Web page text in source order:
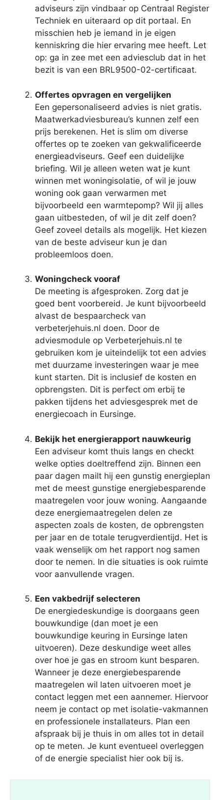
adviseurs zijn vindbaar op Centraal Register
Techniek en uiteraard op dit portaal. En
misschien heb je iemand in je eigen
kenniskring die hier ervaring mee heeft. Let
op: ga in zee met een adviesclub dat in het
bezit is van een BRL9500-02-certificaat.
Offertes opvragen en vergelijken
Een gepersonaliseerd advies is niet gratis.
Maatwerkadviesbureau’s kunnen zelf een
prijs berekenen. Het is slim om diverse
offertes op te zoeken van gekwalificeerde
energieadviseurs. Geef een duidelijke
briefing. Wil je alleen weten wat je kunt
winnen met woningisolatie, of wil je jouw
woning ook gaan verwarmen met
bijvoorbeeld een warmtepomp? Wil jij alles
gaan uitbesteden, of wil je dit zelf doen?
Geef zoveel details als mogelijk. Het kiezen
van de beste adviseur kun je dan
probleemloos doen.
Woningcheck vooraf
De meeting is afgesproken. Zorg dat je
goed bent voorbereid. Je kunt bijvoorbeeld
alvast de bespaarcheck van
verbeterjehuis.nl doen. Door de
adviesmodule op Verbeterjehuis.nl te
gebruiken kom je uiteindelijk tot een advies
met duurzame investeringen waar je mee
kunt starten. Dit is inclusief de kosten en
opbrengsten. Dit is perfect om erbij te
pakken tijdens het adviesgesprek met de
energiecoach in Eursinge.
Bekijk het energierapport nauwkeurig
Een adviseur komt thuis langs en checkt
welke opties doeltreffend zijn. Binnen een
paar dagen mailt hij een gunstig energieplan
met de meest gunstige energiebesparende
maatregelen voor jouw woning. Aangaande
deze energiemaatregelen delen ze
aspecten zoals de kosten, de opbrengsten
per jaar en de totale terugverdientijd. Het is
vaak wenselijk om het rapport nog samen
door te nemen. In die situaties is ook ruimte
voor aanvullende vragen.
Een vakbedrijf selecteren
De energiedeskundige is doorgaans geen
bouwkundige (dan moet je een
bouwkundige keuring in Eursinge laten
uitvoeren). Deze deskundige weet alles
over hoe je gas en stroom kunt besparen.
Wanneer je deze energiebesparende
maatregelen wil laten uitvoeren moet je
contact leggen met een aannemer. Hiervoor
neem je contact op met isolatie-vakmannen
en professionele installateurs. Plan een
afspraak bij je thuis in om alles tot in detail
op te meten. Je kunt eventueel overleggen
of de energie specialist hier ook bij is.